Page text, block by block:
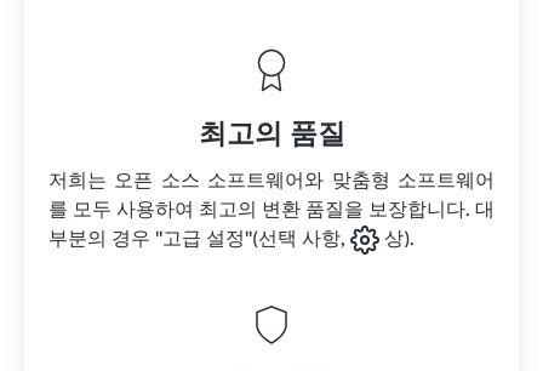
최고의 품질
저희는 오픈 소스 소프트웨어와 맞춤형 소프트웨어
를 모두 사용하여 최고의 변환 품질을 보장합니다. 대
부분의 경우 "고급 설정"(선택 사항,
상).